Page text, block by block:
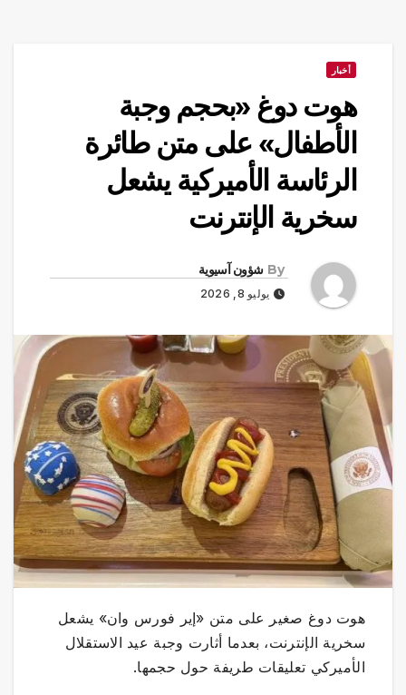
أخبار
هوت دوغ «بحجم وجبة
الأطفال» على متن طائرة
الرئاسة الأميركية يشعل
سخرية الإنترنت
By شؤون آسيوية
يوليو 8, 2026
هوت دوغ صغير على متن «إير فورس وان» يشعل
سخرية الإنترنت، بعدما أثارت وجبة عيد الاستقلال
الأميركي تعليقات طريفة حول حجمها.